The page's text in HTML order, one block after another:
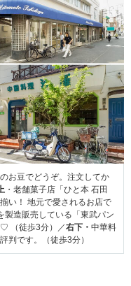
お豆でどうぞ。注文してか
・老舗菓子店「ひと本 石田
い！ 地元で愛されるお店で
製造販売している「東武パン
（徒歩3分）／右下・ 中華料
判です。（徒歩3分）